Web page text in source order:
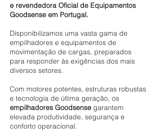
e revendedora Oficial de Equipamentos
Goodsense em Portugal.
Disponibilizamos uma vasta gama de
empilhadores e equipamentos de
movimentação de cargas, preparados
para responder às exigências dos mais
diversos setores.
Com motores potentes, estruturas robustas
e tecnologia de última geração, os
empilhadores Goodsense garantem
elevada produtividade, segurança e
conforto operacional.